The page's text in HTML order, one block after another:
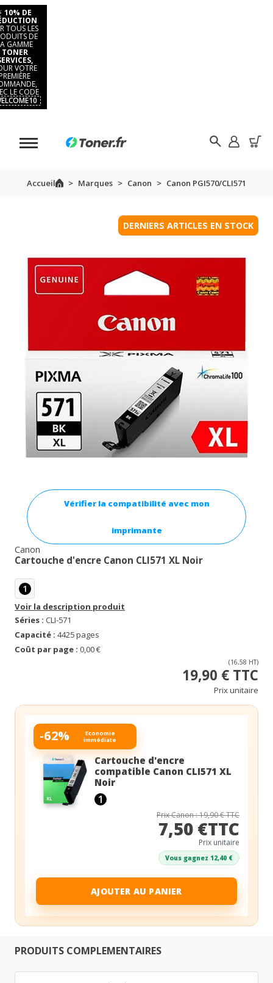
10% DE
TOUS LES
DE
GAMME
TONER
VOTRE
LE CODE
Accueil Marques Canon Canon PGI570/CLI571
DERNIERS ARTICLES EN STOCK
Vérifier la compatibilité avec mon
imprimante
Canon
Cartouche d'encre Canon CLI571 XL Noir
1
Voir la description produit
Séries : CLI-571
Capacité : 4425 pages
Coût par page : 0,00 €
(16,58 HT)
19,90 € TTC
Prix unitaire
-62%
Economie
immédiate
Cartouche d'encre
compatible Canon CLI571 XL
Noir
1
Prix Canon : 19,90 € TTC
7,50 €TTC
Prix unitaire
Vous gagnez 12,40 €
AJOUTER AU PANIER
PRODUITS COMPLEMENTAIRES